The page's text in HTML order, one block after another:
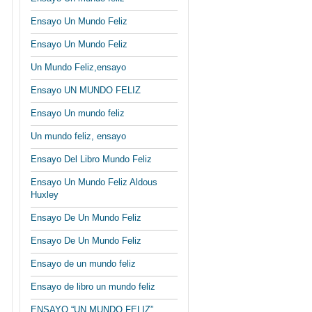
Ensayo Un Mundo Feliz
Ensayo Un Mundo Feliz
Un Mundo Feliz,ensayo
Ensayo UN MUNDO FELIZ
Ensayo Un mundo feliz
Un mundo feliz, ensayo
Ensayo Del Libro Mundo Feliz
Ensayo Un Mundo Feliz Aldous
Huxley
Ensayo De Un Mundo Feliz
Ensayo De Un Mundo Feliz
Ensayo de un mundo feliz
Ensayo de libro un mundo feliz
ENSAYO “UN MUNDO FELIZ”